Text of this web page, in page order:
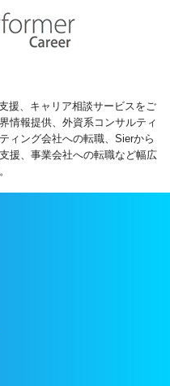
援、キャリア相談サービスをご
情報提供、外資系コンサルティ
ィング会社への転職、Sierから
援、事業会社への転職など幅広